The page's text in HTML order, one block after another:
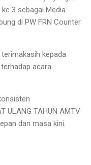
3 sebagai Media
di PW FRN Counter
kepada
acara
ULANG TAHUN AMTV
dan masa kini.